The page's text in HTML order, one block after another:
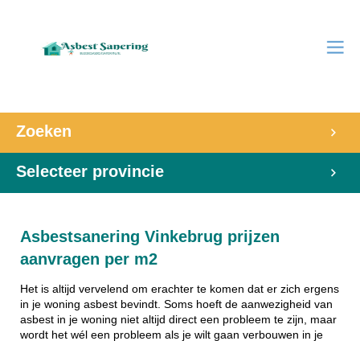
Zoeken
Selecteer provincie
Asbestsanering Vinkebrug prijzen
aanvragen per m2
Het is altijd vervelend om erachter te komen dat er zich ergens
in je woning asbest bevindt. Soms hoeft de aanwezigheid van
asbest in je woning niet altijd direct een probleem te zijn, maar
wordt het wél een probleem als je wilt gaan verbouwen in je